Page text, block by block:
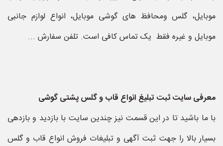
موبایل، گلس ومحافظ های گوشی موبایل، انواع لوازم جانبی
موبایل و غیره فقط یک تماس کافی است. تلفن سفارش ...
معرفی سایت ثبت تبلیغ انواع قاب و گلس پشتی گوشی
با ما باشید تا در این قسمت نیز چندین سایت با بازدید و بازدهی
بسیار بالا را جهت ثبت آگهی و تبلیغات فروش انواع قاب و گلس